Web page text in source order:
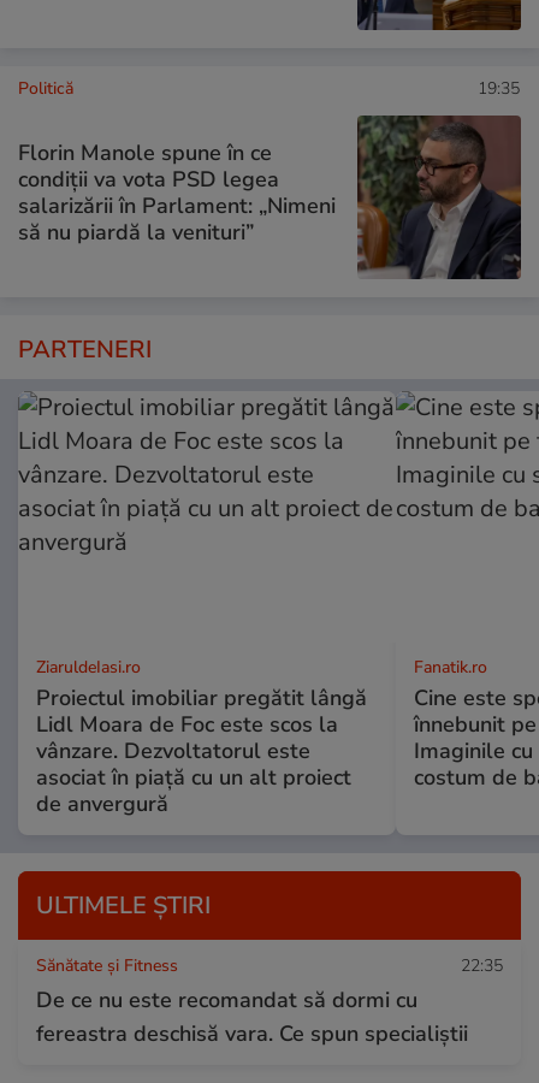
Politică 19:35
Florin Manole spune în ce
condiții va vota PSD legea
salarizării în Parlament: „Nimeni
să nu piardă la venituri”
PARTENERI
ZiaruldeIasi.ro
Proiectul imobiliar pregătit lângă
Lidl Moara de Foc este scos la
vânzare. Dezvoltatorul este
asociat în piață cu un alt proiect
de anvergură
Fanatik.ro
Cine este
înnebunit
Imaginile
costum de
ULTIMELE ȘTIRI
Sănătate și Fitness 22:35
De ce nu este recomandat să dormi cu
fereastra deschisă vara. Ce spun specialiștii